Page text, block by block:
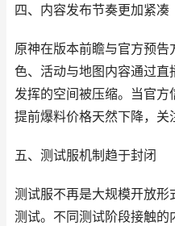
四、内容发布节奏更加紧凑
原神在版本前瞻与官方预
色、活动与地图内容通过
发挥的空间被压缩。当官
提前爆料价格天然下降，关
五、测试服机制趋于封闭
测试服不再是大规模开放
测试。不同测试阶段接触